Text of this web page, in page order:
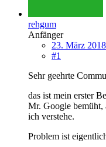
rehgum
Anfänger
23. März
#1
Sehr geehrte
das ist mein erster
Mr. Google bemüht,
ich verstehe.
Problem ist